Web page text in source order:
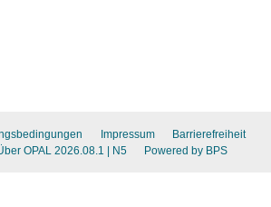
Impressum
Barrierefreiheit
OPAL 2026.08.1 | N5 Powered by BPS